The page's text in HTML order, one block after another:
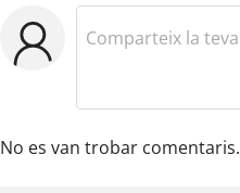
No es van trobar comentaris.